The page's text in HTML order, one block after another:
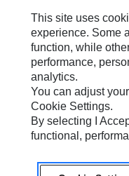
Mes Préférences
Plan Du Site
Cookie Settings
Mentions Légales
Confidentialité
Africa, Middle East-French
This site uses
experience. Some
function, while
performance,
analytics.
You can adjust
Cookie Settings.
By selecting I
functional,